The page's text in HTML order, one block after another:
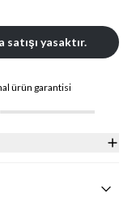
yasaktır.
ürün garantisi